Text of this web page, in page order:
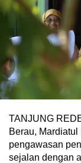
TANJUNG
Berau,
pengawasan
sejalan dengan